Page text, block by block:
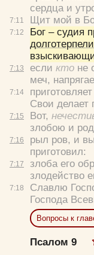
7:11
7:12
7:13
7:14
7:15
7:16
7:17
7:18
Псалом 9
сердца и
Щит мой в
Бог – судия
если кто не
меч,
Свои
Вот,
злобою и
рыл ров, и
приготовил:
злоба его
злодейство
Славлю
Господа
Вопросы к